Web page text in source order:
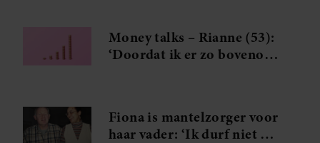
Money talks – Rianne (53):
‘Doordat ik er zo bovenop
Fiona is mantelzorger voor
haar vader: ‘Ik durf niet op